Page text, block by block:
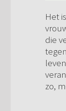
Het
die
zo,